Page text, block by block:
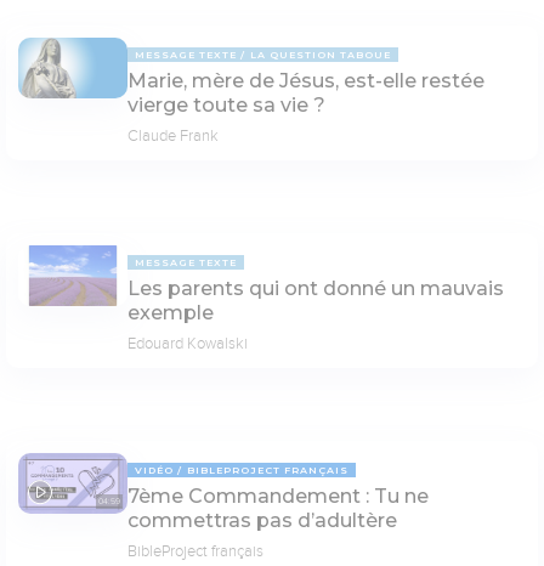
MESSAGE TEXTE LA QUESTION TABOUE
Marie, mère de Jésus, est-elle restée
vierge toute sa vie ?
Claude Frank
MESSAGE TEXTE
Les parents qui ont donné un mauvais
exemple
Edouard Kowalski
04:59
VIDÉO BIBLEPROJECT FRANÇAIS
7ème Commandement : Tu ne
commettras pas d’adultère
BibleProject français